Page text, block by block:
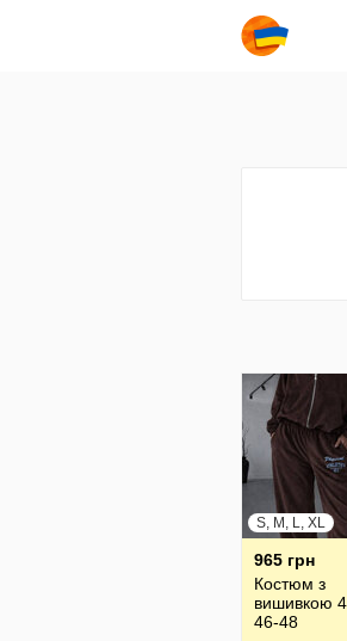
S, M, L, XL
965 грн
Костюм з
вишивкою
46-48